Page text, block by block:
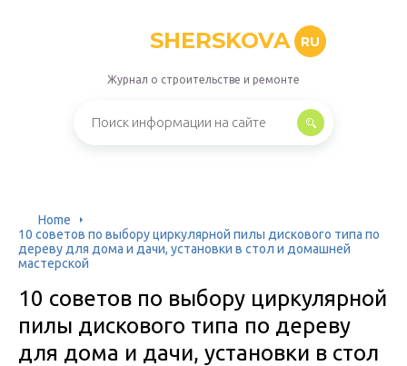
SHERSKOVA RU
Журнал о строительстве и ремонте
Home
10 советов по выбору циркулярной пилы дискового типа по
дереву для дома и дачи, установки в стол и домашней
мастерской
10 советов по выбору циркулярной
пилы дискового типа по дереву
для дома и дачи, установки в стол